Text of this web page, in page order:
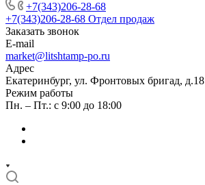
+7(343)206-28-68
+7(343)206-28-68 Отдел продаж
Заказать звонок
E-mail
market@litshtamp-po.ru
Адрес
Екатеринбург, ул. Фронтовых бригад, д.18
Режим работы
Пн. – Пт.: с 9:00 до 18:00